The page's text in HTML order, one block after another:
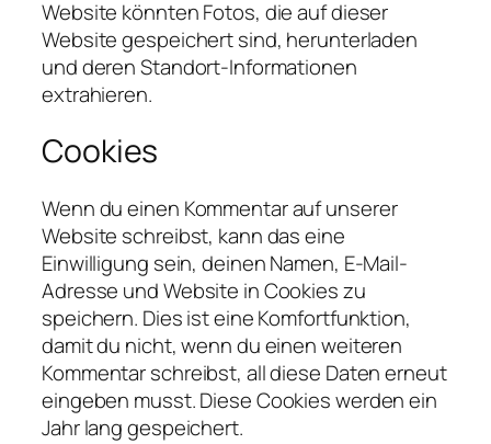
Website könnten Fotos, die auf dieser
Website gespeichert sind, herunterladen
und deren Standort-Informationen
extrahieren.
Cookies
Wenn du einen Kommentar auf unserer
Website schreibst, kann das eine
Einwilligung sein, deinen Namen, E-Mail-
Adresse und Website in Cookies zu
speichern. Dies ist eine Komfortfunktion,
damit du nicht, wenn du einen weiteren
Kommentar schreibst, all diese Daten erneut
eingeben musst. Diese Cookies werden ein
Jahr lang gespeichert.